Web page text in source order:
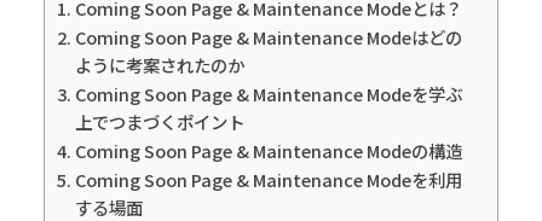
Coming Soon Page & Maintenance Modeとは？
Coming Soon Page & Maintenance Modeはどの
ように考案されたのか
Coming Soon Page & Maintenance Modeを学ぶ
上でつまづくポイント
Coming Soon Page & Maintenance Modeの構造
Coming Soon Page & Maintenance Modeを利用
する場面